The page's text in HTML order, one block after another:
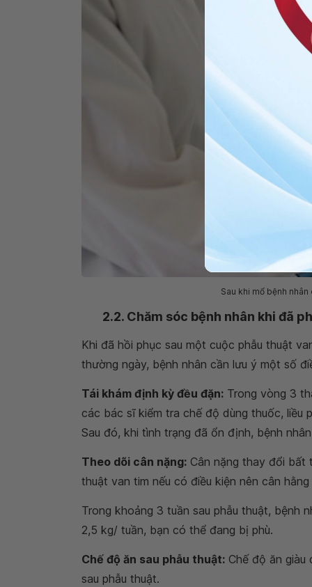
Sau khi mổ bệnh
2.2. Chăm sóc bệnh nhân khi đã
Khi đã hồi phục sau một cuộc phẫu thuật
thường ngày, bệnh nhân cần lưu ý một số
Tái khám định kỳ đều đặn: Trong vòng 3
các bác sĩ kiểm tra chế độ dùng thuốc, liều
Sau đó, khi tình trạng đã ổn định, bệnh
Theo dõi cân nặng: Cân nặng thay đổi bất
thuật van tim nếu có điều kiện nên cân
Trong khoảng 3 tuần sau phẫu thuật, bệnh
2,5 kg/ tuần, bạn có thể đang bị phù.
Chế độ ăn sau phẫu thuật: Chế độ ăn
sau phẫu thuật.